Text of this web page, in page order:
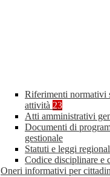
Riferimenti normativi
attività 23
Atti amministrativi
Documenti di
gestionale
Statuti e leggi
Codice disciplinare e
Oneri informativi per